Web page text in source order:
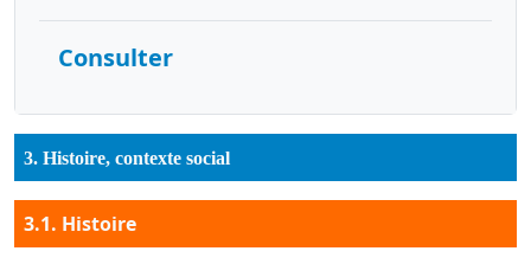
Consulter
3. Histoire, contexte social
3.1. Histoire